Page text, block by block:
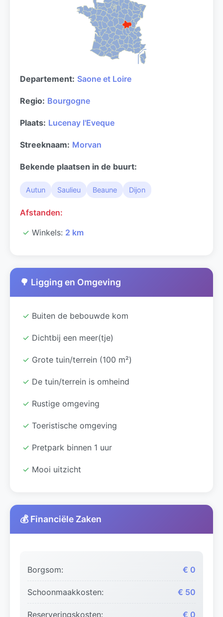
Departement: Saone et Loire
Regio: Bourgogne
Plaats: Lucenay l'Eveque
Streeknaam: Morvan
Bekende plaatsen in de buurt:
Autun Saulieu Beaune Dijon
Afstanden:
✓ Winkels: 2 km
🌳 Ligging en Omgeving
✓ Buiten de bebouwde kom
✓ Dichtbij een meer(tje)
✓ Grote tuin/terrein (100 m²)
✓ De tuin/terrein is omheind
✓ Rustige omgeving
✓ Toeristische omgeving
✓ Pretpark binnen 1 uur
✓ Mooi uitzicht
💰 Financiële Zaken
Borgsom: € 0
Schoonmaakkosten: € 50
Reserveringskosten: € 0